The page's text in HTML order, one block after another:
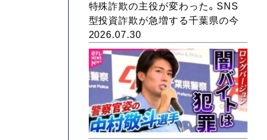
特殊詐欺の主役が変わった。SNS
型投資詐欺が急増する千葉県の今
2026.07.30